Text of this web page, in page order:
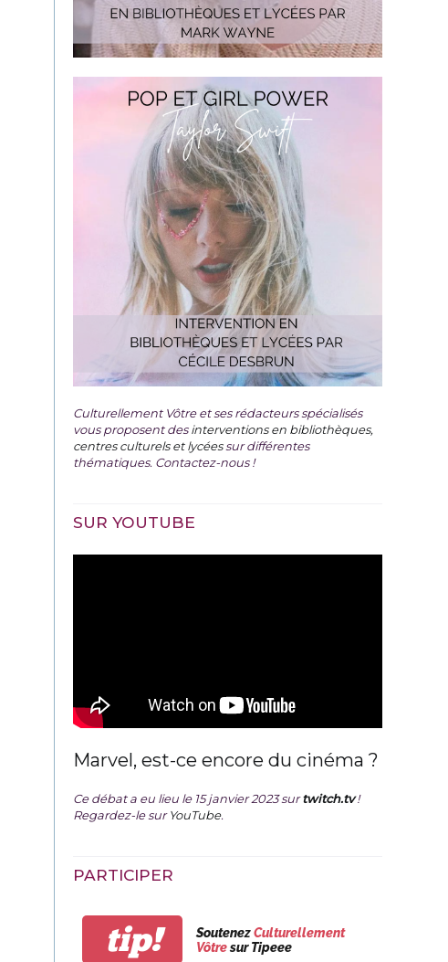
Culturellement Vôtre et ses rédacteurs spécialisés
vous proposent desinterventions en bibliothèques,
centres culturels et lycéessur différentes
thématiques. Contactez-nous !
SUR YOUTUBE
Marvel, est-ce encore du cinéma ?
Ce débat a eu lieu le 15 janvier 2023 surtwitch.tv !
Regardez-le surYouTube.
PARTICIPER
tip! SoutenezCulturellement
Vôtresur Tipeee